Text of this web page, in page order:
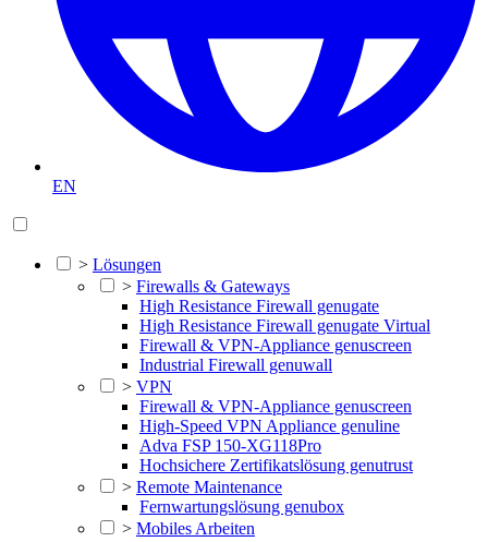
EN
> Lösungen
> Firewalls & Gateways
High Resistance Firewall genugate
High Resistance Firewall genugate Virtual
Firewall & VPN-Appliance genuscreen
Industrial Firewall genuwall
> VPN
Firewall & VPN-Appliance genuscreen
High-Speed VPN Appliance genuline
Adva FSP 150-XG118Pro
Hochsichere Zertifikatslösung genutrust
> Remote Maintenance
Fernwartungslösung genubox
> Mobiles Arbeiten